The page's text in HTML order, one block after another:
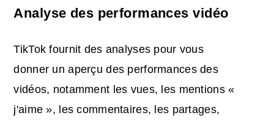
Analyse des performances vidéo
TikTok fournit des analyses pour vous
donner un aperçu des performances des
vidéos, notamment les vues, les mentions «
j'aime », les commentaires, les partages,